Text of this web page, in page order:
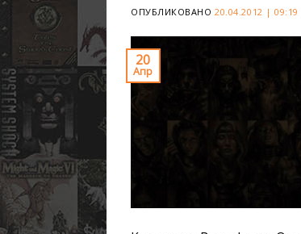
ОПУБЛИКОВАНО20.04.2012 | 09:19
20
Апр